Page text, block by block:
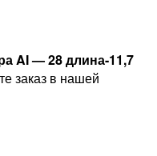
AI — 28 длина-11,7
заказ в нашей